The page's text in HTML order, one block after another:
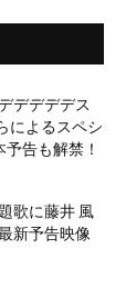
デデデデス
によるスペシ
告も解禁！
歌に藤井 風
新予告映像